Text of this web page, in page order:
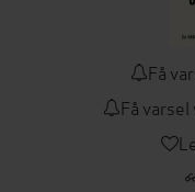
Få
Få